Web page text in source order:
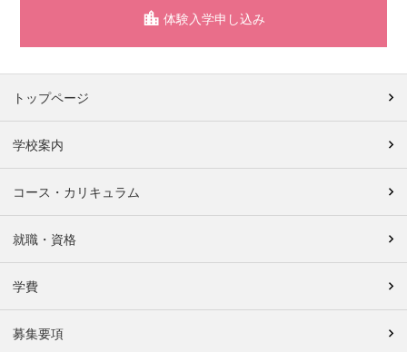
体験入学申し込み
トップページ
学校案内
コース・カリキュラム
就職・資格
学費
募集要項